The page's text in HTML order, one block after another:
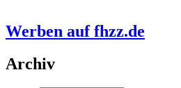
Werben auf fhzz.de
Archiv